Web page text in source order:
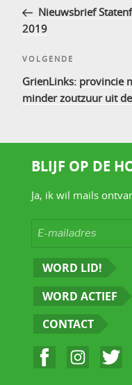
berichtNieuwsbrief
2019
Volgend
bericht
VOLGENDE
GrienLinks: provincie
minder zoutzuur uit de
BLIJF OP DE
Ja, ik wil mails
WORD LID!
WORD ACTIEF
CONTACT